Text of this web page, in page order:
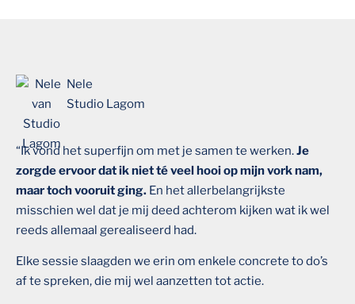
Nele
Studio Lagom
“Ik vond het superfijn om met je samen te werken.Je
zorgde ervoor dat ik niet té veel hooi op mijn vork nam,
maar toch vooruit ging. En het allerbelangrijkste
misschien wel dat je mij deed achterom kijken wat ik wel
reeds allemaal gerealiseerd had.
Elke sessie slaagden we erin om enkele concrete to do’s
af te spreken, die mij wel aanzetten tot actie.